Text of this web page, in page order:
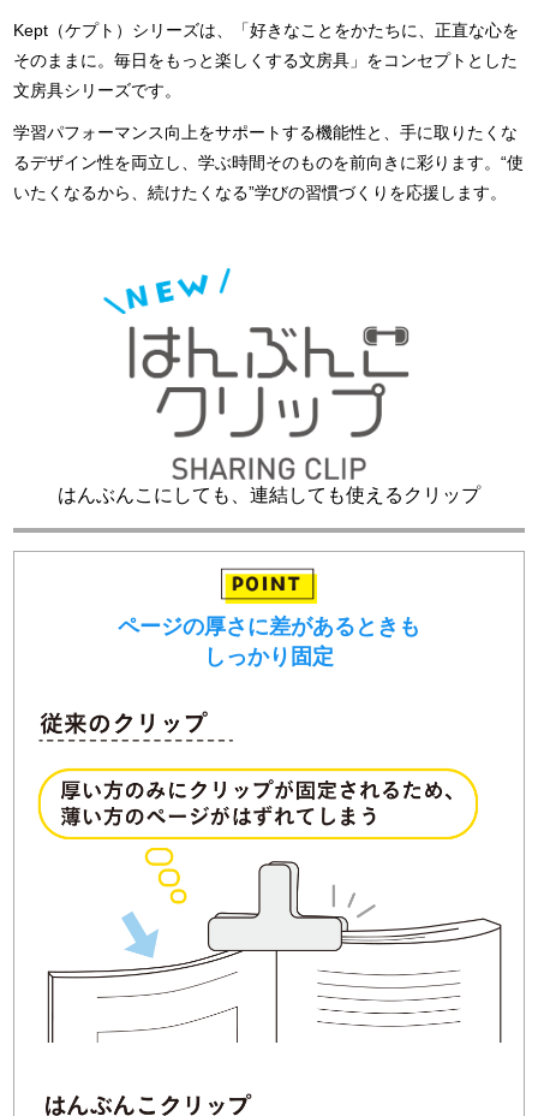
Kept（ケプト）シリーズは、「好きなことをかたちに、正直な心を
そのままに。毎日をもっと楽しくする文房具」をコンセプトとした
文房具シリーズです。
学習パフォーマンス向上をサポートする機能性と、手に取りたくな
るデザイン性を両立し、学ぶ時間そのものを前向きに彩ります。“使
いたくなるから、続けたくなる”学びの習慣づくりを応援します。
はんぶんこにしても、連結しても使えるクリップ
ページの厚さに差があるときも
しっかり固定